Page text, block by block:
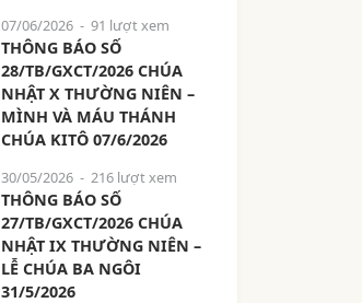
07/06/2026- 91 lượt xem
THÔNG BÁO SỐ
28/TB/GXCT/2026 CHÚA
NHẬT X THƯỜNG NIÊN –
MÌNH VÀ MÁU THÁNH
CHÚA KITÔ 07/6/2026
30/05/2026- 216 lượt xem
THÔNG BÁO SỐ
27/TB/GXCT/2026 CHÚA
NHẬT IX THƯỜNG NIÊN –
LỄ CHÚA BA NGÔI
31/5/2026